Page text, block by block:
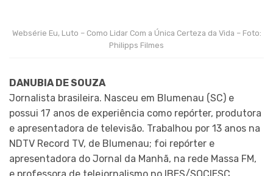
Websérie Eu, Luto – Como Lidar Com a Única Certeza da Vida – Foto:
Philipps Filmes
DANUBIA DE SOUZA
Jornalista brasileira. Nasceu em Blumenau (SC) e
possui 17 anos de experiência como repórter, produtora
e apresentadora de televisão. Trabalhou por 13 anos na
NDTV Record TV, de Blumenau; foi repórter e
apresentadora do Jornal da Manhã, na rede Massa FM,